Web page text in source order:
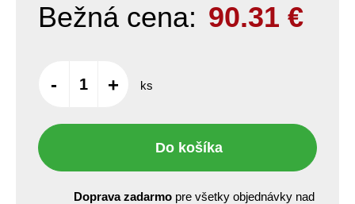
Bežná cena: 90.31 €
- + ks
Do košíka
Doprava zadarmo pre všetky objednávky nad